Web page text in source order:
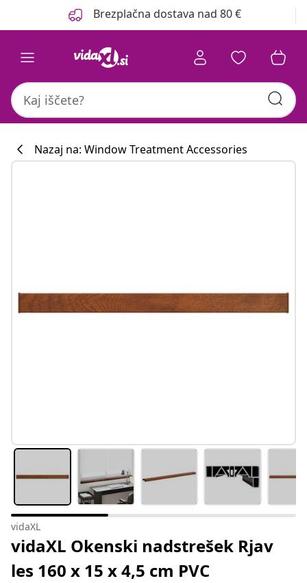
Brezplačna dostava nad 80 €
Nazaj na: Window Treatment Accessories
vidaXL
vidaXL Okenski nadstrešek Rjav
les 160 x 15 x 4,5 cm PVC